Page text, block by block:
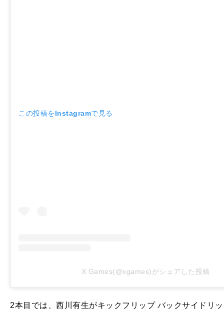
この投稿をInstagramで見る
X Games(@xgames)がシェアした投稿
2本目では、西川有生がキックフリップ バックサイドリ